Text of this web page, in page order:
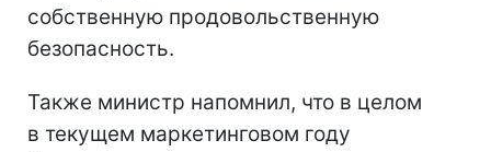
собственную продовольственную
безопасность.
Также министр напомнил, что в целом
в текущем маркетинговом году